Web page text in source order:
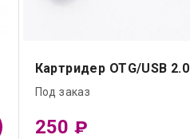
Картридер OTG/USB 2.0
Под заказ
250₽